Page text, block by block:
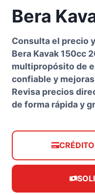
Bera
Consulta el precio
Bera Kavak 150cc
multipropósito de
confiable y
Revisa precios
de forma rápida y